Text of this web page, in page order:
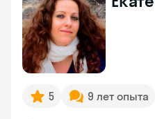
5 9 лет опыта